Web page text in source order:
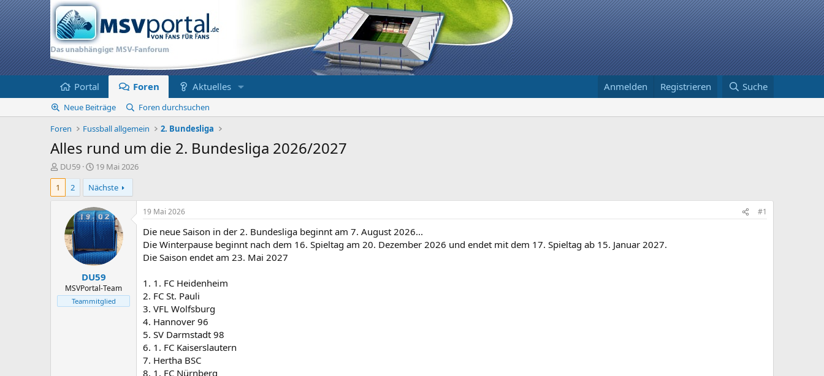
Portal Foren Aktuelles Anmelden Registrieren Suche
Neue Beiträge
Foren durchsuchen
Foren
Fussball allgemein 2. Bundesliga
Alles rund um die 2. Bundesliga 2026/2027
E
r
t
DU59
E
r
s
t
e
l
l
a
m
19 Mai 2026
1
2 Nächste
DU59
MSVPortal-Team
Teammitglied
19 Mai 2026 #1
Die neue Saison in der 2. Bundesliga beginnt am 7. August 2026...
Die Winterpause beginnt nach dem 16. Spieltag am 20. Dezember 2026 und endet mit dem 17. Spieltag ab 15. Januar 2027.
Die Saison endet am 23. Mai 2027
1. 1. FC Heidenheim
2. FC St. Pauli
3. VFL Wolfsburg
4. Hannover 96
5. SV Darmstadt 98
6. 1. FC Kaiserslautern
7. Hertha BSC
8. 1. FC Nürnberg